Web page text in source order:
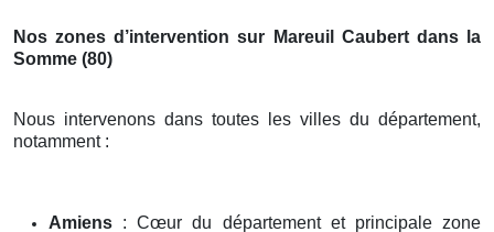
Nos zones d’intervention sur Mareuil Caubert dans la
Somme (80)
Nous intervenons dans toutes les villes du département,
notamment :
Amiens : Cœur du département et principale zone